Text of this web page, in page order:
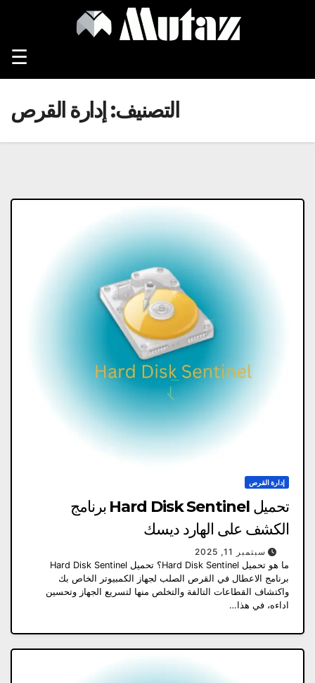
☰
التصنيف: إدارة القرص
إدارة القرص
تحميل Hard Disk Sentinel برنامج
الكشف على الهارد ديسك
سبتمبر 11, 2025
ما هو تحميل Hard Disk Sentinel؟ تحميل Hard Disk Sentinel
برنامج الاعطال في القرص الصلب لجهاز الكمبيوتر الخاص بك
واكتشاف القطاعات التالفة والتخلص منها لتسريع الجهاز وتحسين
اداءه، في هذا…